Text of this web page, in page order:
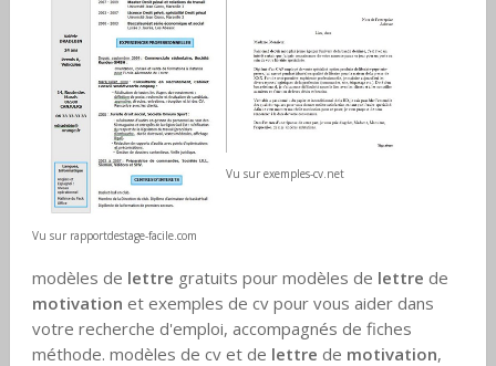
Vu sur rapportdestage-facile.com
Vu sur exemples-cv.net
modèles de lettre gratuits pour modèles de lettre de
motivation et exemples de cv pour vous aider dans
votre recherche d'emploi, accompagnés de fiches
méthode. modèles de cv et de lettre de motivation,